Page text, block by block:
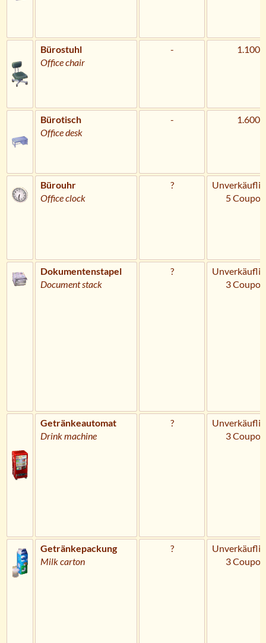
Bürostuhl
Office chair
- 1.100
Bürotisch
Office desk
- 1.600
Bürouhr
Office clock
?
5
Dokumentenstapel
Document stack
?
3
Getränkeautomat
Drink machine
?
3
Getränkepackung
Milk carton
?
3